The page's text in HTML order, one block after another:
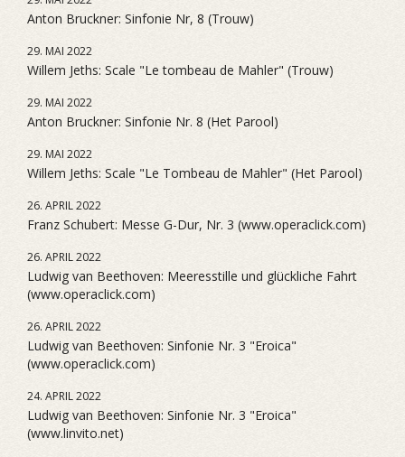
Anton Bruckner: Sinfonie Nr, 8 (Trouw)
29. MAI 2022
Willem Jeths: Scale "Le tombeau de Mahler" (Trouw)
29. MAI 2022
Anton Bruckner: Sinfonie Nr. 8 (Het Parool)
29. MAI 2022
Willem Jeths: Scale "Le Tombeau de Mahler" (Het Parool)
26. APRIL 2022
Franz Schubert: Messe G-Dur, Nr. 3 (www.operaclick.com)
26. APRIL 2022
Ludwig van Beethoven: Meeresstille und glückliche Fahrt
(www.operaclick.com)
26. APRIL 2022
Ludwig van Beethoven: Sinfonie Nr. 3 "Eroica"
(www.operaclick.com)
24. APRIL 2022
Ludwig van Beethoven: Sinfonie Nr. 3 "Eroica"
(www.linvito.net)